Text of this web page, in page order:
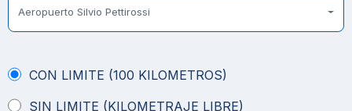
Aeropuerto Silvio Pettirossi
CON LIMITE (100 KILOMETROS)
SIN LIMITE (KILOMETRAJE LIBRE)